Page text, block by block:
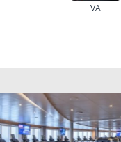
VA